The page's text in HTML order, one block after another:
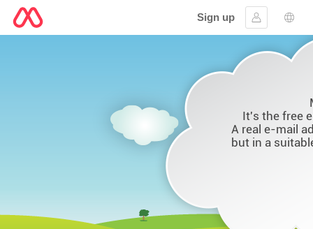
Sign up
Sign in
It's the free
A real e-mail
but in a